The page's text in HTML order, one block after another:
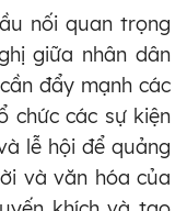
nối quan trọng
giữa nhân dân
đẩy mạnh các
chức các sự kiện
lễ hội để quảng
và văn hóa của